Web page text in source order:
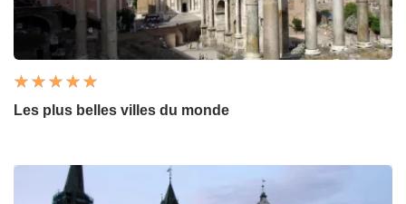
Les plus belles villes du monde